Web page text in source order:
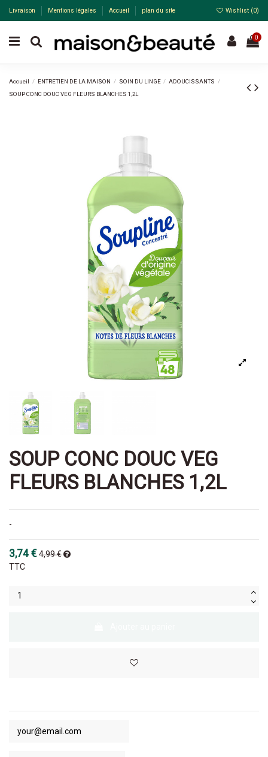
Livraison Mentions légales Accueil plan du site Wishlist (0)
0
Accueil ENTRETIEN DE LA MAISON SOIN DU LINGE
ADOUCISSANTS
SOUP CONC DOUC VEG FLEURS BLANCHES 1,2L
SOUP CONC DOUC VEG
FLEURS BLANCHES 1,2L
-
3,74 €4,99 €
TTC